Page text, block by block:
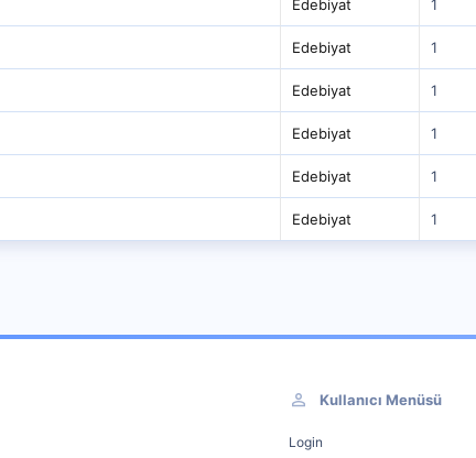
Edebiyat 1
Edebiyat 1
Edebiyat 1
Edebiyat 1
Edebiyat 1
Edebiyat 1
Kullanıcı Menüsü
Login